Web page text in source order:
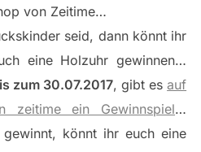
von Zeitime…
seid, dann könnt ihr
eine Holzuhr gewinnen…
zum 30.07.2017, gibt esauf
zeitime ein Gewinnspiel…
könnt ihr euch eine